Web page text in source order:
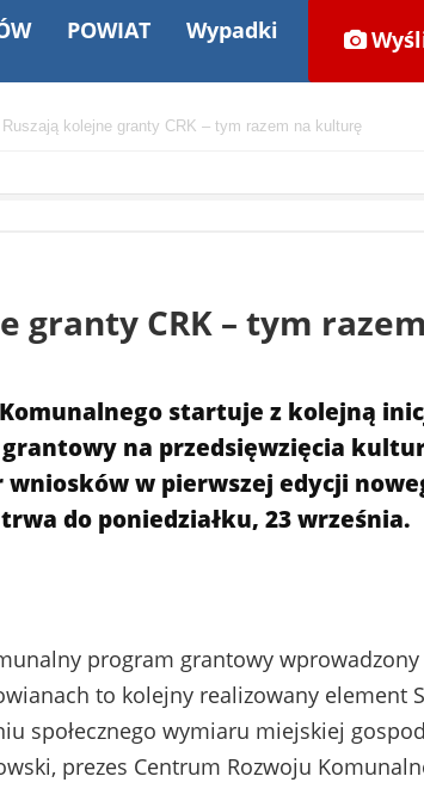
POWIAT Wypadki
Ruszają kolejne granty CRK – tym razem na kulturę
granty CRK – tym
startuje z kolejną
na przedsięwzięcia
wniosków w pierwszej edycji
do poniedziałku, 23 września.
program grantowy wprowadzony
to kolejny realizowany element
społecznego wymiaru miejskiej
prezes Centrum Rozwoju